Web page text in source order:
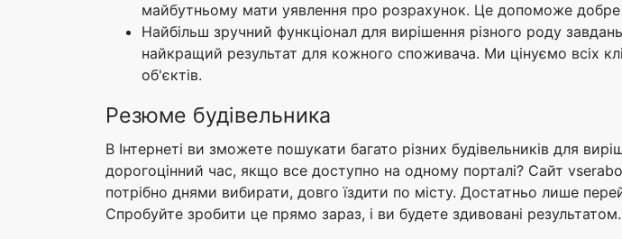
майбутньому мати уявлення про розрахунок. Це допоможе
Найбільш зручний функціонал для вирішення різного роду
найкращий результат для кожного споживача. Ми цінуємо всіх
об'єктів.
Резюме будівельника
В Інтернеті ви зможете пошукати багато різних будівельників для
дорогоцінний час, якщо все доступно на одному порталі? Сайт
потрібно днями вибирати, довго їздити по місту. Достатньо лише
Спробуйте зробити це прямо зараз, і ви будете здивовані